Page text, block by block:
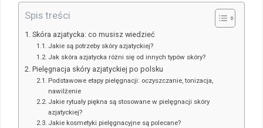
Spis treści
Skóra azjatycka: co musisz wiedzieć
Jakie są potrzeby skóry azjatyckiej?
Jak skóra azjatycka różni się od innych typów skóry?
Pielęgnacja skóry azjatyckiej po polsku
Podstawowe etapy pielęgnacji: oczyszczanie, tonizacja,
nawilżenie
Jakie rytuały piękna są stosowane w pielęgnacji skóry
azjatyckiej?
Jakie kosmetyki pielęgnacyjne są polecane?